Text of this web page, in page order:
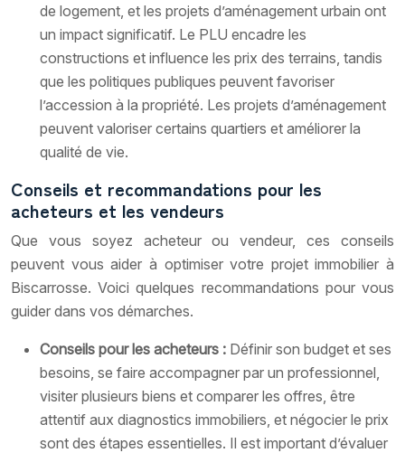
de logement, et les projets d’aménagement urbain ont
un impact significatif. Le PLU encadre les
constructions et influence les prix des terrains, tandis
que les politiques publiques peuvent favoriser
l’accession à la propriété. Les projets d’aménagement
peuvent valoriser certains quartiers et améliorer la
qualité de vie.
Conseils et recommandations pour les
acheteurs et les vendeurs
Que vous soyez acheteur ou vendeur, ces conseils
peuvent vous aider à optimiser votre projet immobilier à
Biscarrosse. Voici quelques recommandations pour vous
guider dans vos démarches.
Conseils pour les acheteurs : Définir son budget et ses
besoins, se faire accompagner par un professionnel,
visiter plusieurs biens et comparer les offres, être
attentif aux diagnostics immobiliers, et négocier le prix
sont des étapes essentielles. Il est important d’évaluer